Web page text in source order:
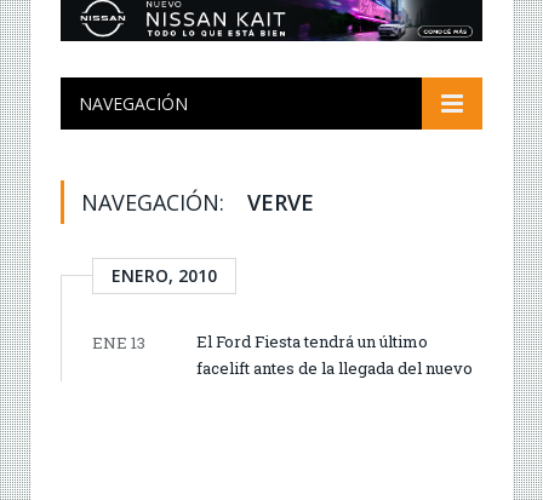
NAVEGACIÓN
NAVEGACIÓN: VERVE
ENERO, 2010
ENE 13
El Ford Fiesta tendrá un último
facelift antes de la llegada del nuevo